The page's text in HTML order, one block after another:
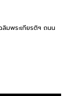
มพระเกียรติฯ ถนน